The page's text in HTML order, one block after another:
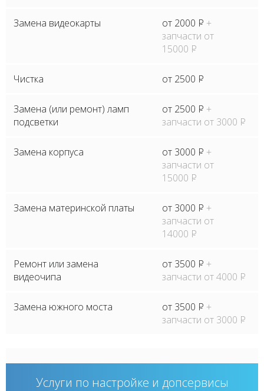
Замена видеокарты от 2000 P +
запчасти от
15000 P
Чистка от 2500 P
Замена (или ремонт) ламп
подсветки
от 2500 P +
запчасти от 3000 P
Замена корпуса от 3000 P +
запчасти от
15000 P
Замена материнской платы от 3000 P +
запчасти от
14000 P
Ремонт или замена
видеочипа
от 3500 P +
запчасти от 4000 P
Замена южного моста от 3500 P +
запчасти от 3000 P
Услуги по настройке и допсервисы